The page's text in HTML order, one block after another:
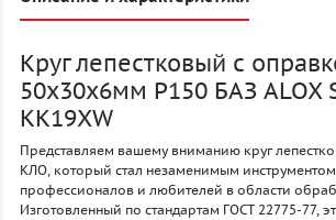
Круг лепестковый с
50х30х6мм P150 БАЗ ALOX
KK19XW
Представляем вашему вниманию круг
КЛО, который стал незаменимым
профессионалов и любителей в области
Изготовленный по стандартам ГОСТ 22775-77,